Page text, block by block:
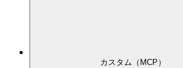
カスタム（MCP）